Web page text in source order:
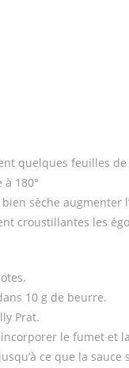
quelques feuilles
180°
sèche
croustillantes les
10 g de beurre.
Prat.
le fumet et
ce que la sauce